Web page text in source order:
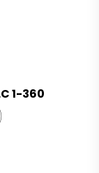
1-360